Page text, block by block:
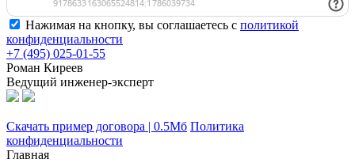
Нажимая на кнопку, вы соглашаетесь с политикой
конфиденциальности
+7 (495) 025-01-55
Роман Киреев
Ведущий инженер-эксперт
Скачать пример договора | 0.5Мб Политика
конфиденциальности
Главная